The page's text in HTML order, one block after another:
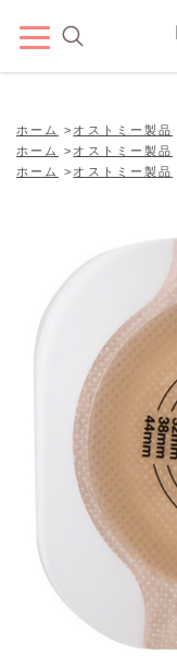
ホーム > オストミー製品
ホーム
> オストミー製品
ホーム
> オストミー製品